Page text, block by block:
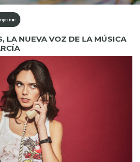
LA NUEVA VOZ DE LA MÚSICA